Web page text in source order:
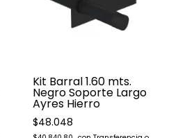
Kit Barral 1.60 mts.
Negro Soporte Largo
Ayres Hierro
$48.048